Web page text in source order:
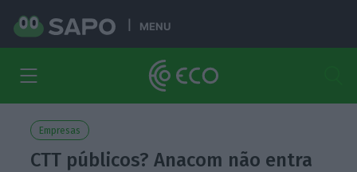
MENU
Empresas
CTT públicos? Anacom não entra